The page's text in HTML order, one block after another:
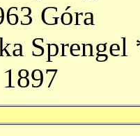
Góra